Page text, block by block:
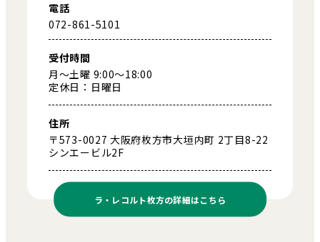
電話
072-861-5101
受付時間
月～土曜 9:00～18:00
定休日：日曜日
住所
〒573-0027 大阪府枚方市大垣内町 2丁目8-22
シンエービル2F
ラ・レコルト枚方の詳細はこちら